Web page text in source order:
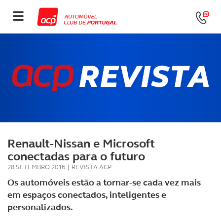
Renault-Nissan e Microsoft
conectadas para o futuro
28 SETEMBRO 2016 | REVISTA ACP
Os automóveis estão a tornar-se cada vez mais
em espaços conectados, inteligentes e
personalizados.